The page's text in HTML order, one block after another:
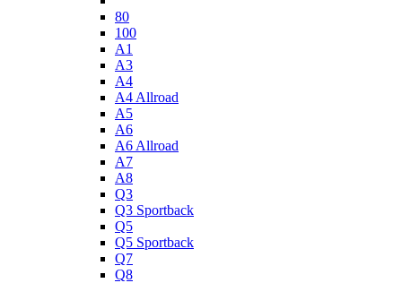
80
100
A1
A3
A4
A4 Allroad
A5
A6
A6 Allroad
A7
A8
Q3
Q3 Sportback
Q5
Q5 Sportback
Q7
Q8